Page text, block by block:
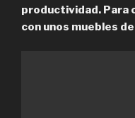
productividad. Para
con unos muebles